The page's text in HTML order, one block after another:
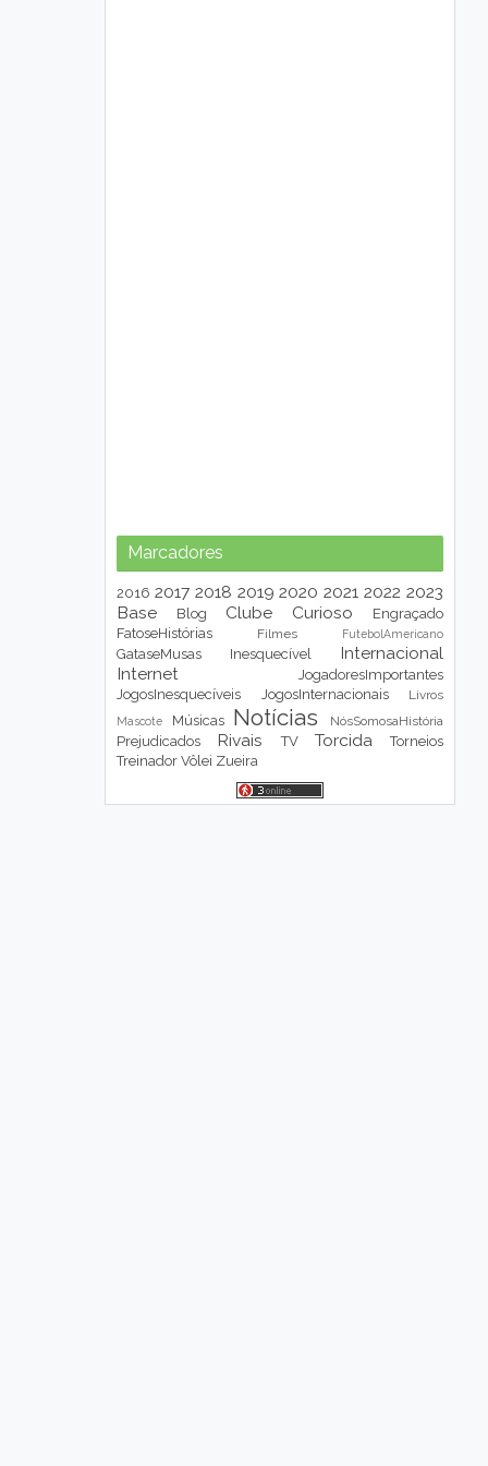
Marcadores
2016 2017 2018 2019 2020 2021 2022 2023
Base
Blog Clube Curioso
Engraçado
FatoseHistórias
Filmes FutebolAmericano
GataseMusas Inesquecível
Internacional
Internet
JogadoresImportantes
JogosInesquecíveis
JogosInternacionais Livros
Mascote Músicas Notícias NósSomosaHistória
Prejudicados Rivais TV Torcida
Torneios
Treinador Vôlei Zueira